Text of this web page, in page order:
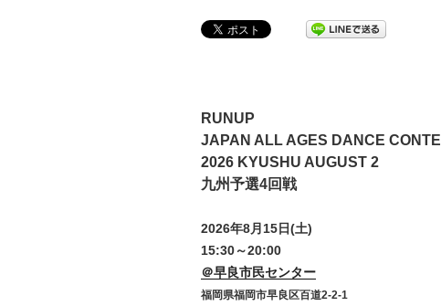
RUNUP
JAPAN ALL AGES DANCE
2026 KYUSHU AUGUST 2
九州予選4回戦
2026年8月15日(土)
15:30～20:00
＠早良市民センター
福岡県福岡市早良区百道2-2-1